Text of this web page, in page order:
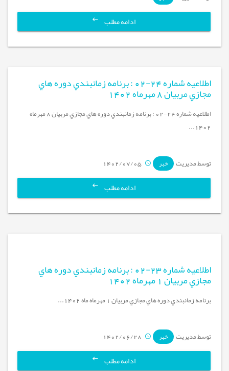
ادامه مطلب
اطلاعيه شماره 24-02 : برنامه زمانبندي دوره هاي
مجازي مربيان 8 مهرماه 1402
اطلاعيه شماره 24-02 : برنامه زمانبندي دوره هاي مجازي مربيان 8 مهرماه
1402...
توسط مدیریت خبر 1402/07/05
ادامه مطلب
اطلاعيه شماره 23-02 : برنامه زمانبندي دوره هاي
مجازي مربيان 1 مهرماه 1402
برنامه زمانبندي دوره هاي مجازي مربيان 1 مهرماه ماه 1402...
توسط مدیریت خبر 1402/06/28
ادامه مطلب